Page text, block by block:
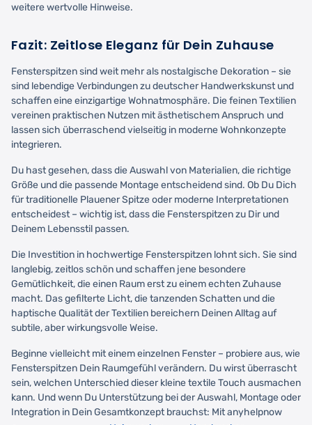
weitere wertvolle Hinweise.
Fazit: Zeitlose Eleganz für Dein Zuhause
Fensterspitzen sind weit mehr als nostalgische Dekoration – sie
sind lebendige Verbindungen zu deutscher Handwerkskunst und
schaffen eine einzigartige Wohnatmosphäre. Die feinen Textilien
vereinen praktischen Nutzen mit ästhetischem Anspruch und
lassen sich überraschend vielseitig in moderne Wohnkonzepte
integrieren.
Du hast gesehen, dass die Auswahl von Materialien, die richtige
Größe und die passende Montage entscheidend sind. Ob Du Dich
für traditionelle Plauener Spitze oder moderne Interpretationen
entscheidest – wichtig ist, dass die Fensterspitzen zu Dir und
Deinem Lebensstil passen.
Die Investition in hochwertige Fensterspitzen lohnt sich. Sie sind
langlebig, zeitlos schön und schaffen jene besondere
Gemütlichkeit, die einen Raum erst zu einem echten Zuhause
macht. Das gefilterte Licht, die tanzenden Schatten und die
haptische Qualität der Textilien bereichern Deinen Alltag auf
subtile, aber wirkungsvolle Weise.
Beginne vielleicht mit einem einzelnen Fenster – probiere aus, wie
Fensterspitzen Dein Raumgefühl verändern. Du wirst überrascht
sein, welchen Unterschied dieser kleine textile Touch ausmachen
kann. Und wenn Du Unterstützung bei der Auswahl, Montage oder
Integration in Dein Gesamtkonzept brauchst: Mit anyhelpnow